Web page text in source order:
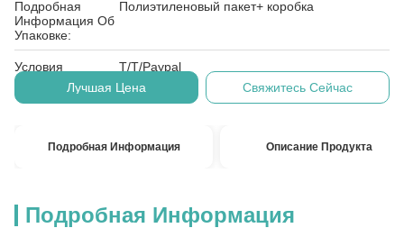
Подробная
Информация Об
Упаковке:
Полиэтиленовый пакет+ коробка
Условия
Оплаты:
T/T/Paypal
Лучшая Цена
Свяжитесь Сейчас
Подробная Информация Описание Продукта
Подробная Информация